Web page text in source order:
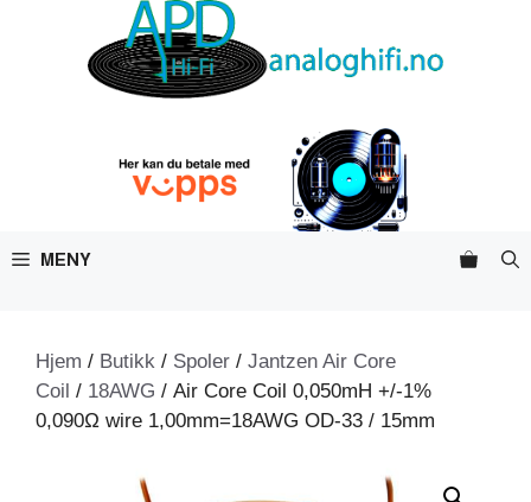
MENY
Hjem / Butikk / Spoler / Jantzen Air Core
Coil / 18AWG / Air Core Coil 0,050mH +/-1%
0,090Ω wire 1,00mm=18AWG OD-33 / 15mm